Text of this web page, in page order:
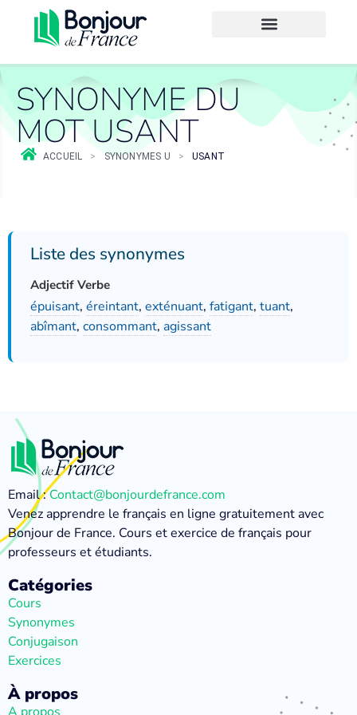
SYNONYME DU
MOT USANT
ACCUEIL > SYNONYMES U > USANT
Liste des synonymes
Adjectif Verbe
épuisant, éreintant, exténuant, fatigant, tuant,
abîmant, consommant, agissant
Email :Contact@bonjourdefrance.com
Venez apprendre le français en ligne gratuitement avec
Bonjour de France. Cours et exercice de français pour
professeurs et étudiants.
Catégories
Cours
Synonymes
Conjugaison
Exercices
À propos